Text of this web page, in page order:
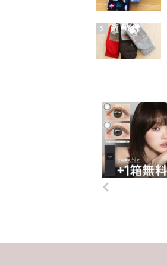
5